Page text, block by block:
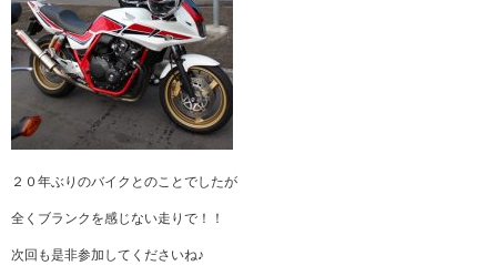
２０年ぶりのバイクとのことでしたが
全くブランクを感じない走りで！！
次回も是非参加してくださいね♪